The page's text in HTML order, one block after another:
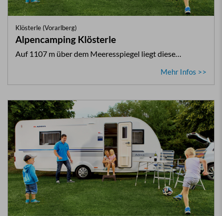
Klösterle (Vorarlberg)
Alpencamping Klösterle
Auf 1107 m über dem Meeresspiegel liegt diese…
Mehr Infos >>